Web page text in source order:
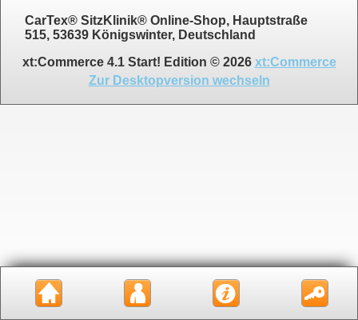
CarTex® SitzKlinik® Online-Shop, Hauptstraße
515, 53639 Königswinter, Deutschland
xt:Commerce 4.1 Start! Edition © 2026 xt:Commerce
Zur Desktopversion wechseln